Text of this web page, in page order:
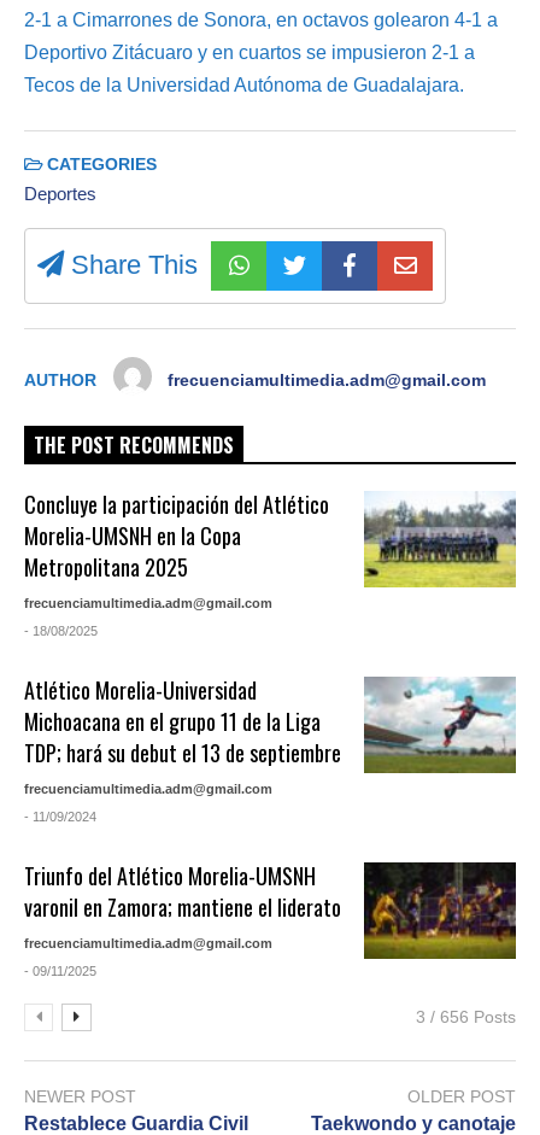
2-1 a Cimarrones de Sonora, en octavos golearon 4-1 a
Deportivo Zitácuaro y en cuartos se impusieron 2-1 a
Tecos de la Universidad Autónoma de Guadalajara.
CATEGORIES
Deportes
Share This
AUTHOR frecuenciamultimedia.adm@gmail.com
THE POST RECOMMENDS
Concluye la participación del Atlético
Morelia-UMSNH en la Copa
Metropolitana 2025
frecuenciamultimedia.adm@gmail.com
- 18/08/2025
Atlético Morelia-Universidad
Michoacana en el grupo 11 de la Liga
TDP; hará su debut el 13 de septiembre
frecuenciamultimedia.adm@gmail.com
- 11/09/2024
Triunfo del Atlético Morelia-UMSNH
varonil en Zamora; mantiene el liderato
frecuenciamultimedia.adm@gmail.com
- 09/11/2025
3 / 656 Posts
NEWER POST
Restablece Guardia Civil
OLDER POST
Taekwondo y canotaje